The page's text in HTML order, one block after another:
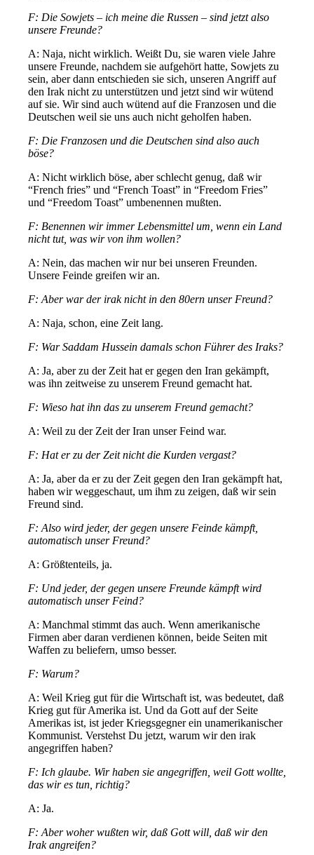
F: Die Sowjets – ich meine die Russen – sind jetzt also
unsere Freunde?
A: Naja, nicht wirklich. Weißt Du, sie waren viele Jahre
unsere Freunde, nachdem sie aufgehört hatte, Sowjets zu
sein, aber dann entschieden sie sich, unseren Angriff auf
den Irak nicht zu unterstützen und jetzt sind wir wütend
auf sie. Wir sind auch wütend auf die Franzosen und die
Deutschen weil sie uns auch nicht geholfen haben.
F: Die Franzosen und die Deutschen sind also auch
böse?
A: Nicht wirklich böse, aber schlecht genug, daß wir
“French fries” und “French Toast” in “Freedom Fries”
und “Freedom Toast” umbenennen mußten.
F: Benennen wir immer Lebensmittel um, wenn ein Land
nicht tut, was wir von ihm wollen?
A: Nein, das machen wir nur bei unseren Freunden.
Unsere Feinde greifen wir an.
F: Aber war der irak nicht in den 80ern unser Freund?
A: Naja, schon, eine Zeit lang.
F: War Saddam Hussein damals schon Führer des Iraks?
A: Ja, aber zu der Zeit hat er gegen den Iran gekämpft,
was ihn zeitweise zu unserem Freund gemacht hat.
F: Wieso hat ihn das zu unserem Freund gemacht?
A: Weil zu der Zeit der Iran unser Feind war.
F: Hat er zu der Zeit nicht die Kurden vergast?
A: Ja, aber da er zu der Zeit gegen den Iran gekämpft hat,
haben wir weggeschaut, um ihm zu zeigen, daß wir sein
Freund sind.
F: Also wird jeder, der gegen unsere Feinde kämpft,
automatisch unser Freund?
A: Größtenteils, ja.
F: Und jeder, der gegen unsere Freunde kämpft wird
automatisch unser Feind?
A: Manchmal stimmt das auch. Wenn amerikanische
Firmen aber daran verdienen können, beide Seiten mit
Waffen zu beliefern, umso besser.
F: Warum?
A: Weil Krieg gut für die Wirtschaft ist, was bedeutet, daß
Krieg gut für Amerika ist. Und da Gott auf der Seite
Amerikas ist, ist jeder Kriegsgegner ein unamerikanischer
Kommunist. Verstehst Du jetzt, warum wir den irak
angegriffen haben?
F: Ich glaube. Wir haben sie angegriffen, weil Gott wollte,
das wir es tun, richtig?
A: Ja.
F: Aber woher wußten wir, daß Gott will, daß wir den
Irak angreifen?